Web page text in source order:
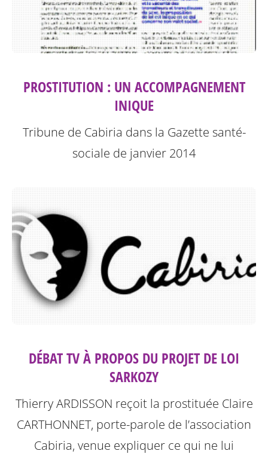
PROSTITUTION : UN ACCOMPAGNEMENT
INIQUE
Tribune de Cabiria dans la Gazette santé-
sociale de janvier 2014
DÉBAT TV À PROPOS DU PROJET DE LOI
SARKOZY
Thierry ARDISSON reçoit la prostituée Claire
CARTHONNET, porte-parole de l’association
Cabiria, venue expliquer ce qui ne lui